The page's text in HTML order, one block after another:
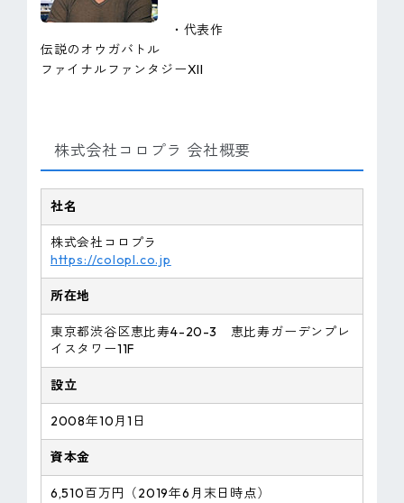
・代表作
伝説のオウガバトル
ファイナルファンタジーXII
株式会社コロプラ 会社概要
社名
株式会社コロプラ
https://colopl.co.jp
所在地
東京都渋谷区恵比寿4-20-3 恵比寿ガーデンプレ
イスタワー11F
設立
2008年10月1日
資本金
6,510百万円（2019年6月末日時点）